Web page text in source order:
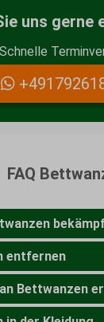
uns gerne
Schnelle
FAQ
entfernen
Bettwanzen